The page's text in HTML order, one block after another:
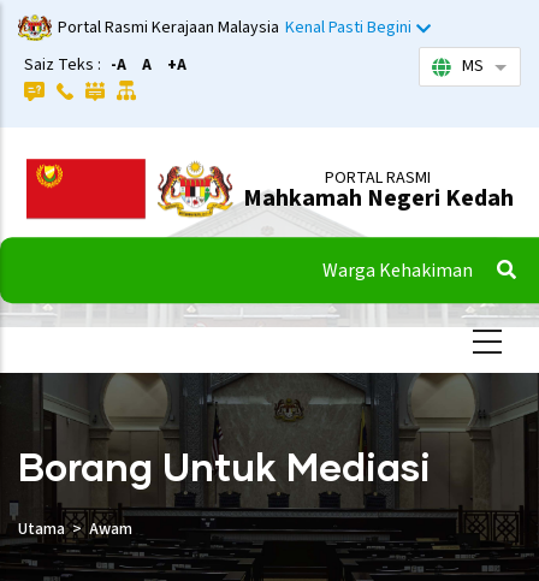
Langkau
ke
kandungan
utama
Portal Rasmi Kerajaan Malaysia Kenal Pasti Begini
Saiz Teks : -A A +A MS
PORTAL RASMI
Mahkamah Negeri Kedah
Warga Kehakiman
Borang Untuk Mediasi
Utama Awam